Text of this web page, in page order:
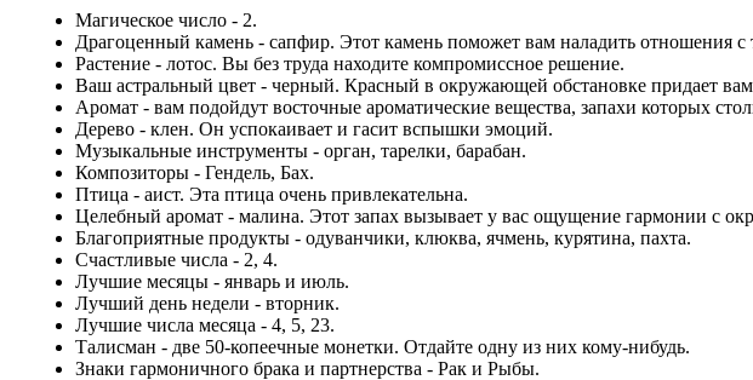
Магическое число - 2.
Драгоценный камень - сапфир. Этот камень поможет вам наладить отношения с
Растение - лотос. Вы без труда находите компромиссное решение.
Ваш астральный цвет - черный. Красный в окружающей обстановке придает
Аромат - вам подойдут восточные ароматические вещества, запахи которых
Дерево - клен. Он успокаивает и гасит вспышки эмоций.
Музыкальные инструменты - орган, тарелки, барабан.
Композиторы - Гендель, Бах.
Птица - аист. Эта птица очень привлекательна.
Целебный аромат - малина. Этот запах вызывает у вас ощущение гармонии с
Благоприятные продукты - одуванчики, клюква, ячмень, курятина, пахта.
Счастливые числа - 2, 4.
Лучшие месяцы - январь и июль.
Лучший день недели - вторник.
Лучшие числа месяца - 4, 5, 23.
Талисман - две 50-копеечные монетки. Отдайте одну из них кому-нибудь.
Знаки гармоничного брака и партнерства - Рак и Рыбы.